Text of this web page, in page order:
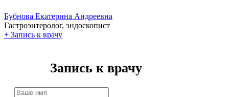
Бубнова Екатерина Андреевна
Гастроэнтеролог, эндоскопист
+ Запись к врачу
Запись к врачу